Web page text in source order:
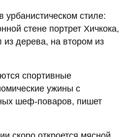
стиле:
стене портрет Хичкока,
из дерева, на втором из
спортивные
ужины с
шеф-поваров, пишет